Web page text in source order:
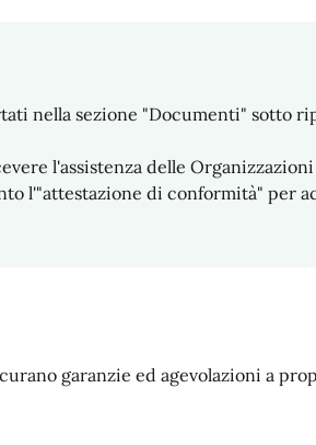
nella sezione "Documenti" sotto
l'assistenza delle
l'"attestazione di conformità" per
garanzie ed agevolazioni a